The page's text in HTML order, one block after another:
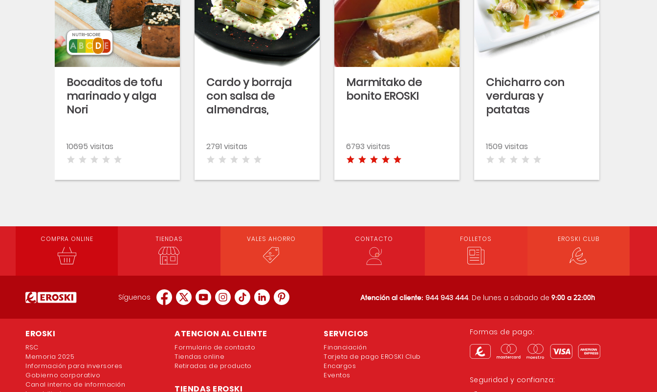
Bocaditos de tofu
marinado y alga
Nori
10695 visitas
NUTRI-SCORE
Cardo y borraja
con salsa de
almendras,
plancha
2791 visitas
Marmitako de
bonito EROSKI
6793 visitas
Chicharro con
verduras y
patatas
1509 visitas
COMPRA ONLINE TIENDAS VALES AHORRO CONTACTO FOLLETOS EROSKI CLUB
Síguenos Atención al cliente: 944 943 444. De lunes a sábado de 9:00 a 22:00h
EROSKI
RSC
Memoria 2025
Información para inversores
Gobierno corporativo
Canal interno de información
ATENCION AL CLIENTE
Formulario de contacto
Tiendas online
Retiradas de producto
TIENDAS EROSKI
SERVICIOS
Financiación
Tarjeta de pago EROSKI Club
Encargos
Eventos
Formas de pago:
Seguridad y confianza: